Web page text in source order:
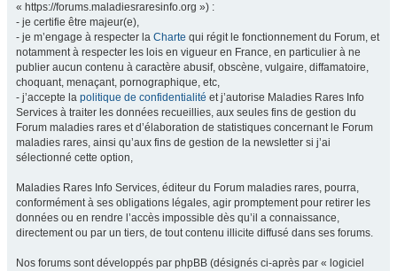
« https://forums.maladiesraresinfo.org ») :
- je certifie être majeur(e),
- je m’engage à respecter la Charte qui régit le fonctionnement du Forum, et
notamment à respecter les lois en vigueur en France, en particulier à ne
publier aucun contenu à caractère abusif, obscène, vulgaire, diffamatoire,
choquant, menaçant, pornographique, etc,
- j’accepte la politique de confidentialité et j’autorise Maladies Rares Info
Services à traiter les données recueillies, aux seules fins de gestion du
Forum maladies rares et d’élaboration de statistiques concernant le Forum
maladies rares, ainsi qu’aux fins de gestion de la newsletter si j’ai
sélectionné cette option,
Maladies Rares Info Services, éditeur du Forum maladies rares, pourra,
conformément à ses obligations légales, agir promptement pour retirer les
données ou en rendre l’accès impossible dès qu’il a connaissance,
directement ou par un tiers, de tout contenu illicite diffusé dans ses forums.
Nos forums sont développés par phpBB (désignés ci-après par « logiciel